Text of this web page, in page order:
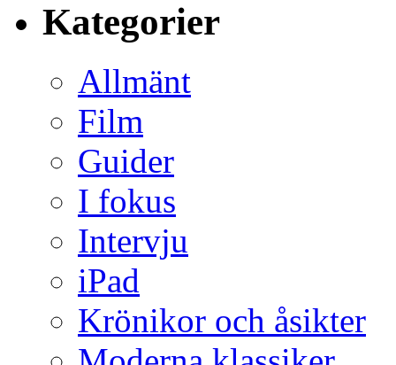
Kategorier
Allmänt
Film
Guider
I fokus
Intervju
iPad
Krönikor och åsikter